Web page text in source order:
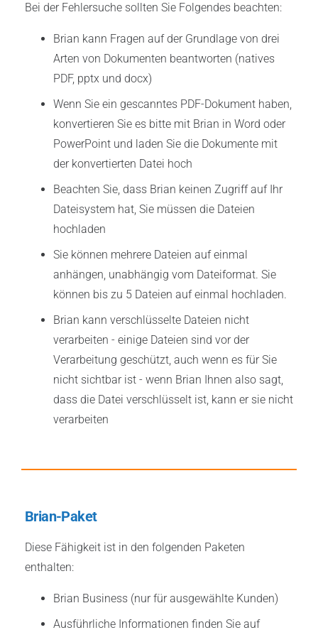
Bei der Fehlersuche sollten Sie Folgendes beachten:
Brian kann Fragen auf der Grundlage von drei
Arten von Dokumenten beantworten (natives
PDF, pptx und docx)
Wenn Sie ein gescanntes PDF-Dokument haben,
konvertieren Sie es bitte mit Brian in Word oder
PowerPoint und laden Sie die Dokumente mit
der konvertierten Datei hoch
Beachten Sie, dass Brian keinen Zugriff auf Ihr
Dateisystem hat, Sie müssen die Dateien
hochladen
Sie können mehrere Dateien auf einmal
anhängen, unabhängig vom Dateiformat. Sie
können bis zu 5 Dateien auf einmal hochladen.
Brian kann verschlüsselte Dateien nicht
verarbeiten - einige Dateien sind vor der
Verarbeitung geschützt, auch wenn es für Sie
nicht sichtbar ist - wenn Brian Ihnen also sagt,
dass die Datei verschlüsselt ist, kann er sie nicht
verarbeiten
Brian-Paket
Diese Fähigkeit ist in den folgenden Paketen
enthalten:
Brian Business (nur für ausgewählte Kunden)
Ausführliche Informationen finden Sie auf